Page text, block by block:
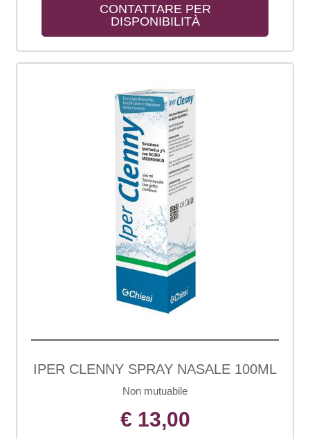
CONTATTARE PER
DISPONIBILITÀ
IPER CLENNY SPRAY NASALE 100ML
Non mutuabile
€ 13,00